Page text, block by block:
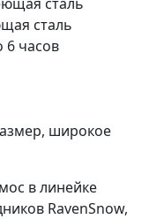
сталь
6 часов
широкое
в линейке
RavenSnow,